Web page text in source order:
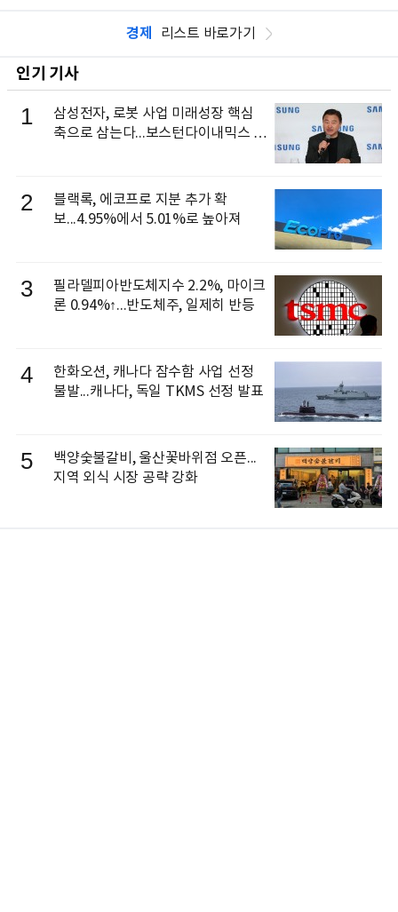
경제 리스트 바로가기
인기 기사
1
삼성전자, 로봇 사업 미래성장 핵심
축으로 삼는다...보스턴다이내믹스 출
2
블랙록, 에코프로 지분 추가 확
보...4.95%에서 5.01%로 높아져
3
필라델피아반도체지수 2.2%, 마이크
론 0.94%↑...반도체주, 일제히 반등
4
한화오션, 캐나다 잠수함 사업 선정
불발...캐나다, 독일 TKMS 선정 발표
5
백양숯불갈비, 울산꽃바위점 오픈...
지역 외식 시장 공략 강화